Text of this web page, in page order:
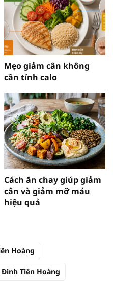
Mẹo giảm cân không
cần tính calo
Cách ăn chay giúp giảm
cân và giảm mỡ máu
hiệu quả
Hoàng
Đinh Tiên Hoàng